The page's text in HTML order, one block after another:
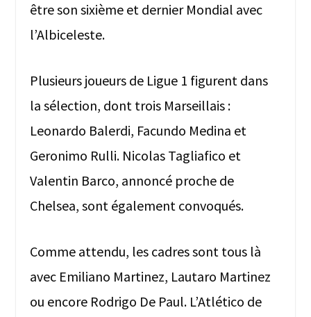
être son sixième et dernier Mondial avec
l’Albiceleste.
Plusieurs joueurs de Ligue 1 figurent dans
la sélection, dont trois Marseillais :
Leonardo Balerdi, Facundo Medina et
Geronimo Rulli. Nicolas Tagliafico et
Valentin Barco, annoncé proche de
Chelsea, sont également convoqués.
Comme attendu, les cadres sont tous là
avec Emiliano Martinez, Lautaro Martinez
ou encore Rodrigo De Paul. L’Atlético de